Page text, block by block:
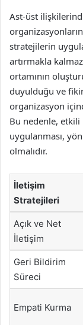
Ast-üst
stratejilerin
artırmakla
ortamının
duyulduğu ve
organizasyon
Bu nedenle,
uygulanması,
olmalıdır.
İletişim
Stratejileri
Açık ve Net
İletişim
Geri Bildirim
Süreci
Empati Kurma